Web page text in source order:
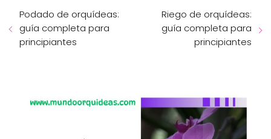
Podado de orquídeas:
guía completa para
principiantes
Riego de orquídeas:
guía completa para
principiantes